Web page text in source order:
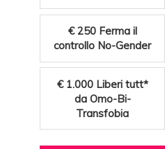
€ 250 Ferma il
controllo No-Gender
€ 1.000 Liberi tutt*
da Omo-Bi-
Transfobia